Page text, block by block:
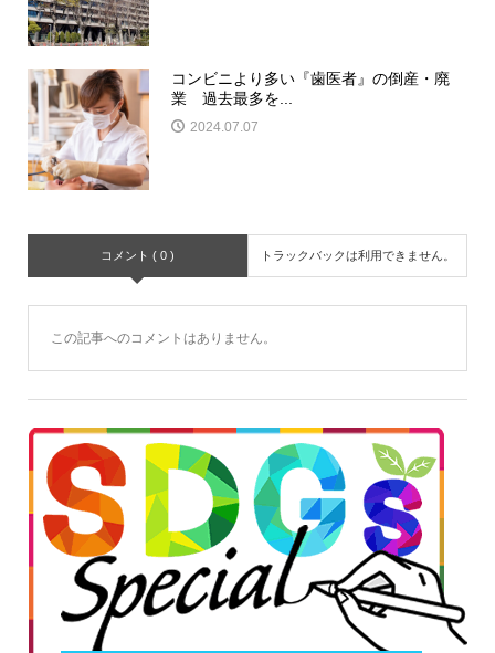
コンビニより多い『歯医者』の倒産・廃
業 過去最多を...
2024.07.07
コメント ( 0 ) トラックバックは利用できません。
この記事へのコメントはありません。